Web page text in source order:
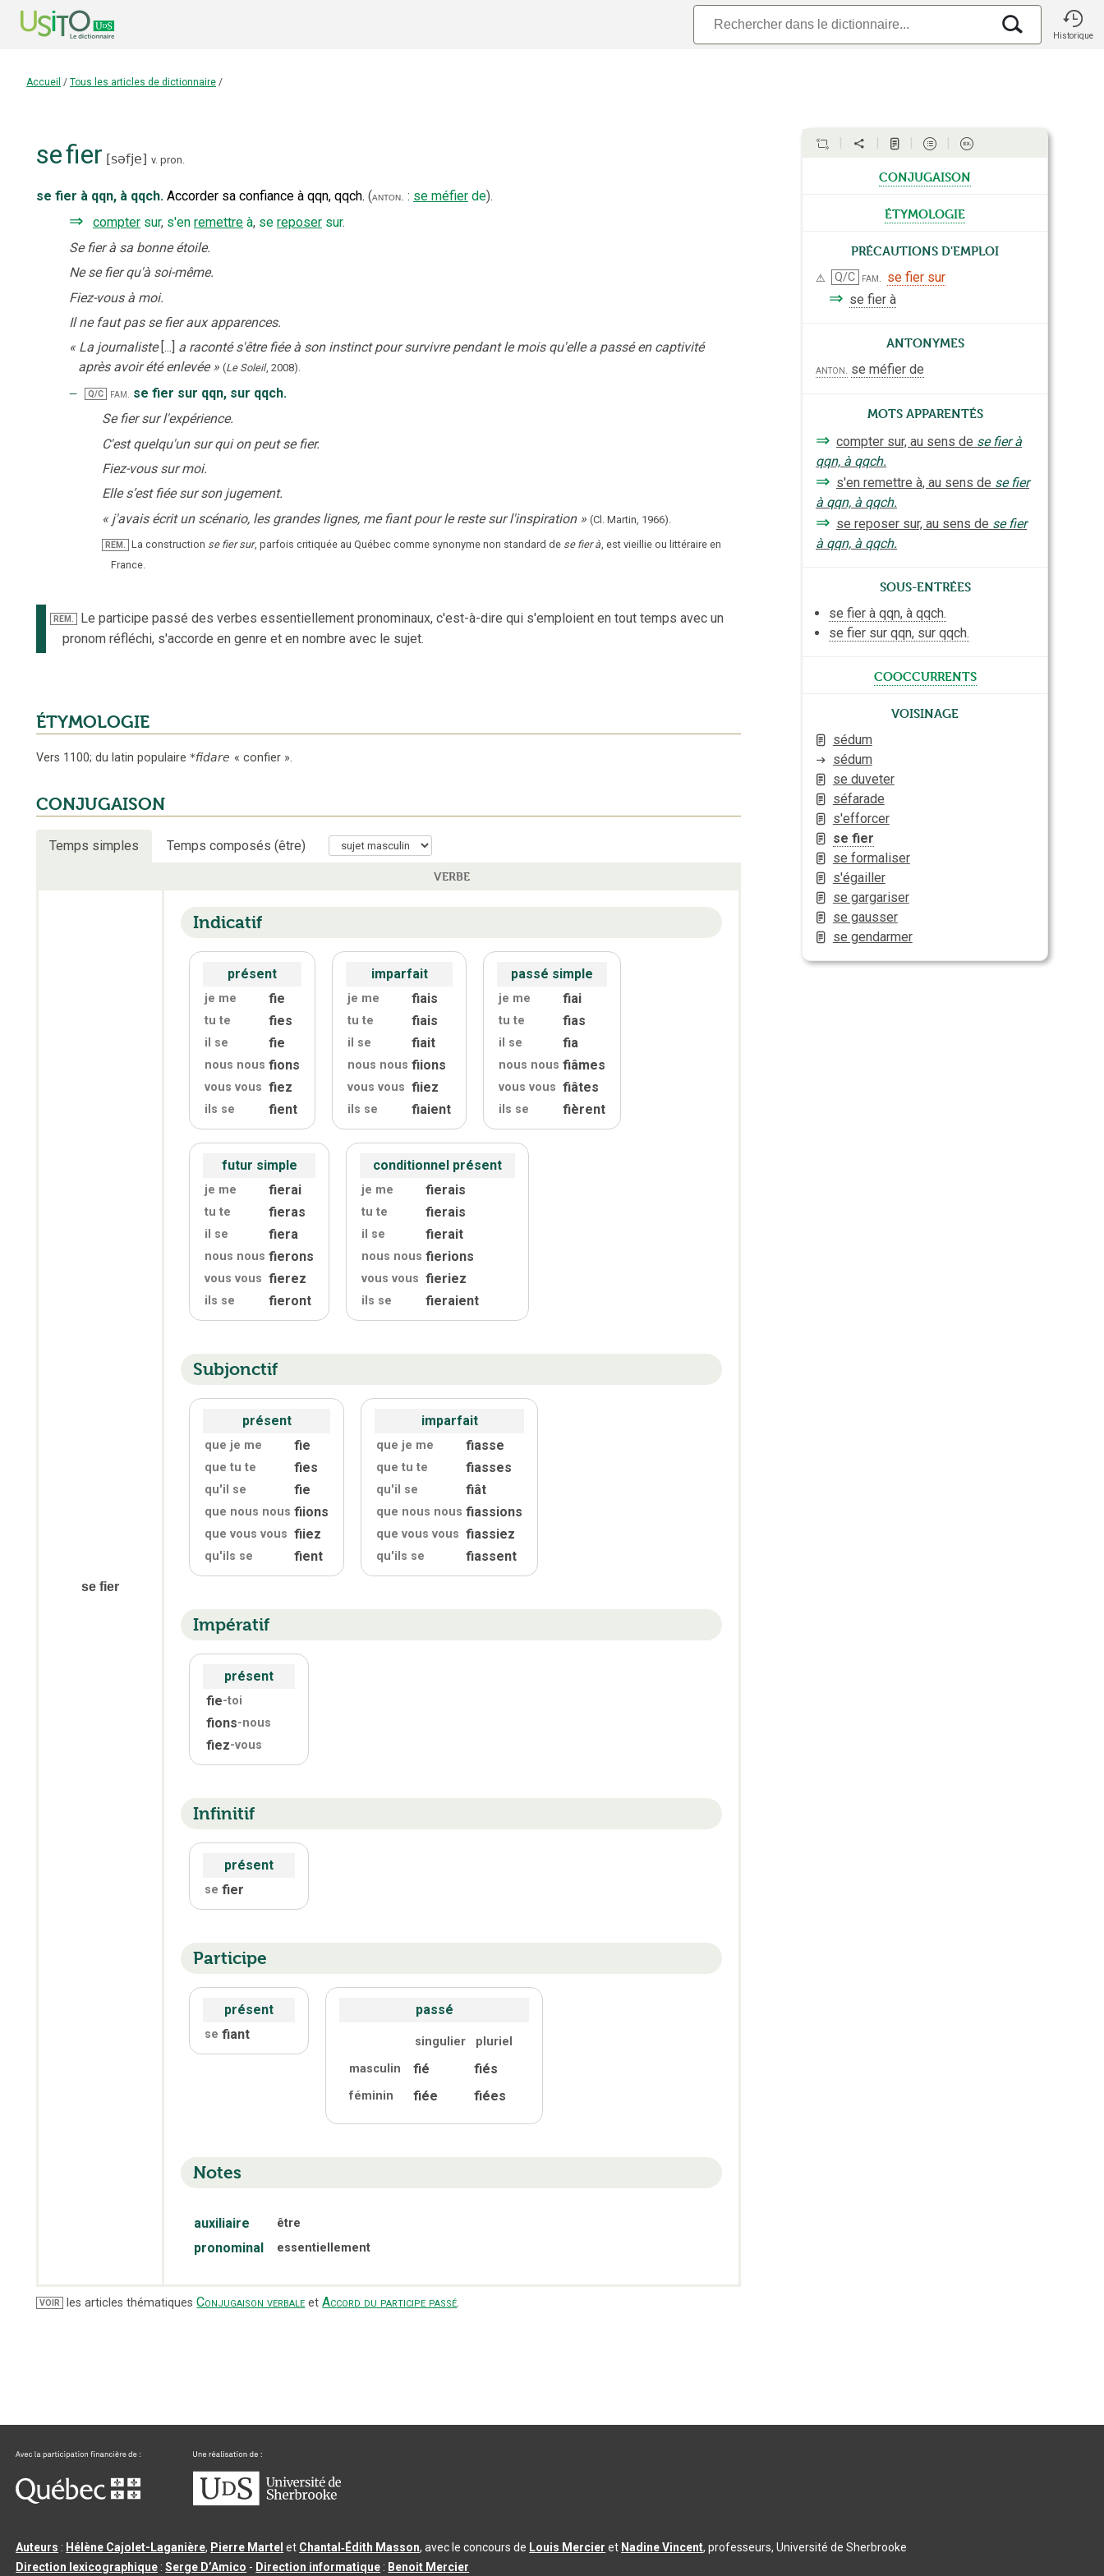
Historique
Accueil / Tous les articles de dictionnaire /
sefier [səfje] v. pron.
se fier à qqn, à qqch. Accorder sa confiance à qqn, qqch. (anton. : se méfier de).
⇒ compter sur, s'en remettre à, se reposer sur.
Se fier à sa bonne étoile.
Ne se fier qu'à soi-même.
Fiez-vous à moi.
Il ne faut pas se fier aux apparences.
« La journaliste [...] a raconté s'être fiée à son instinct pour survivre pendant le mois qu'elle a passé en captivité
après avoir été enlevée » (Le Soleil, 2008).
‒ Q/C fam. se fier sur qqn, sur qqch.
Se fier sur l'expérience.
C'est quelqu'un sur qui on peut se fier.
Fiez-vous sur moi.
Elle s’est fiée sur son jugement.
« j'avais écrit un scénario, les grandes lignes, me fiant pour le reste sur l'inspiration » (Cl. Martin, 1966).
REM. La construction se fier sur, parfois critiquée au Québec comme synonyme non standard de se fier à, est vieillie ou littéraire en
France.
REM.
Le participe passé des verbes essentiellement pronominaux, c'est-à-dire qui s'emploient en tout temps avec un
pronom réfléchi, s'accorde en genre et en nombre avec le sujet.
ÉTYMOLOGIE
Vers 1100; du latin populaire *fidare « confier ».
CONJUGAISON
Temps simples Temps composés (être)
VERBE
se fier
Indicatif
présent
je me fie
tu te fies
il se fie
nous nous fions
vous vous fiez
ils se fient
imparfait
je me fiais
tu te fiais
il se fiait
nous nous fiions
vous vous fiiez
ils se fiaient
passé simple
je me fiai
tu te fias
il se fia
nous nous fiâmes
vous vous fiâtes
ils se fièrent
futur simple
je me fierai
tu te fieras
il se fiera
nous nous fierons
vous vous fierez
ils se fieront
conditionnel présent
je me fierais
tu te fierais
il se fierait
nous nous fierions
vous vous fieriez
ils se fieraient
Subjonctif
présent
que je me fie
que tu te fies
qu'il se fie
que nous nous fiions
que vous vous fiiez
qu'ils se fient
imparfait
que je me fiasse
que tu te fiasses
qu'il se fiât
que nous nous fiassions
que vous vous fiassiez
qu'ils se fiassent
Impératif
présent
fie-toi
fions-nous
fiez-vous
Infinitif
présent
se fier
Participe
présent
se fiant
passé
singulier
pluriel
masculin
fié fiés
féminin fiée fiées
Notes
auxiliaire être
pronominal essentiellement
VOIR les articles thématiques Conjugaison verbale etAccord du participe passé.
conjugaison
étymologie
Précautions d'emploi
⚠ Q/C fam. se fier sur
⇒ se fier à
Antonymes
anton. se méfier de
Mots apparentés
⇒ compter sur, au sens de se fier à
qqn, à qqch.
⇒ s'en remettre à, au sens de se fier
à qqn, à qqch.
⇒ se reposer sur, au sens de se fier
à qqn, à qqch.
Sous-entrées
se fier à qqn, à qqch.
se fier sur qqn, sur qqch.
cooccurrents
Voisinage
sédum
sédum
se duveter
séfarade
s'efforcer
se fier
se formaliser
s'égailler
se gargariser
se gausser
se gendarmer
Auteurs : Hélène Cajolet-Laganière, Pierre Martel et Chantal‑Édith Masson, avec le concours de Louis Mercier et Nadine Vincent, professeurs, Université de Sherbrooke
Direction lexicographique :Serge D’Amico - Direction informatique : Benoit Mercier